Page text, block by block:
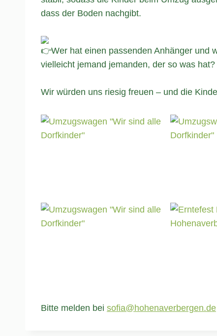
dass der Boden nachgibt.
Wer hat einen passenden Anhänger und
vielleicht jemand jemanden, der so was hat?
Wir würden uns riesig freuen – und die
Bitte melden bei sofia@hohenaverbergen.de